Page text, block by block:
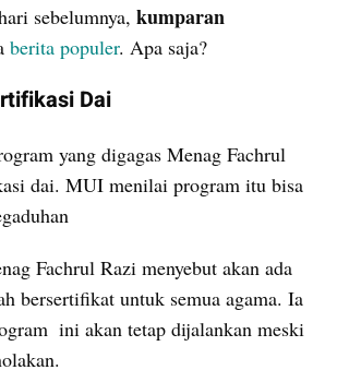
sebelumnya, kumparan
berita populer. Apa saja?
Dai
yang digagas Menag Fachrul
dai. MUI menilai program itu bisa
Fachrul Razi menyebut akan ada
bersertifikat untuk semua agama. Ia
ini akan tetap dijalankan meski